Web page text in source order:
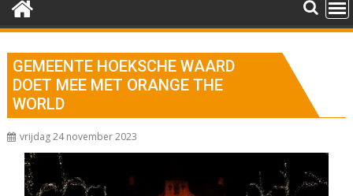
GEMEENTE HOEKSCHE WAARD
DOET MEE MET ORANGE THE
WORLD
vrijdag 24 november 2023